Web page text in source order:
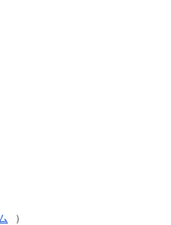
）